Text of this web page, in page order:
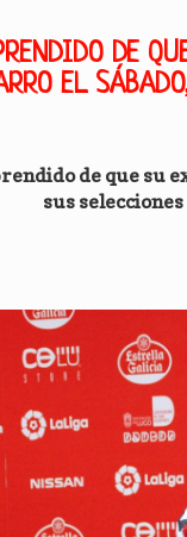
DE
EL
de que su
sus